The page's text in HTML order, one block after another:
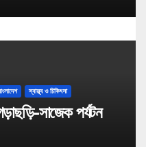
স্বাস্থ্য ও চিকিৎসা
সাজেক পর্যটন